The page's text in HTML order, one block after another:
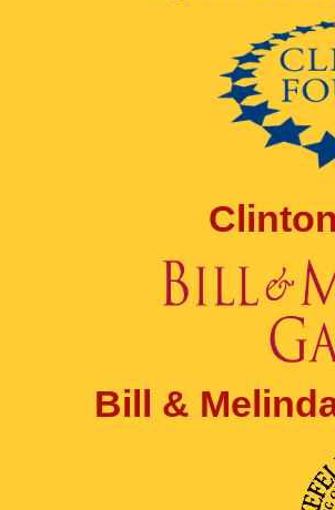
Bill &